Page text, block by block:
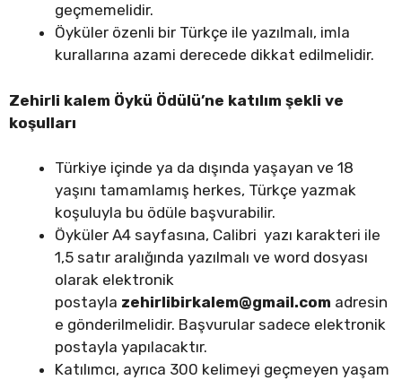
geçmemelidir.
Öyküler özenli bir Türkçe ile yazılmalı, imla
kurallarına azami derecede dikkat edilmelidir.
Zehirli kalem Öykü Ödülü’ne katılım şekli ve
koşulları
Türkiye içinde ya da dışında yaşayan ve 18
yaşını tamamlamış herkes, Türkçe yazmak
koşuluyla bu ödüle başvurabilir.
Öyküler A4 sayfasına, Calibri yazı karakteri ile
1,5 satır aralığında yazılmalı ve word dosyası
olarak elektronik
postayla zehirlibirkalem@gmail.com adresin
e gönderilmelidir. Başvurular sadece elektronik
postayla yapılacaktır.
Katılımcı, ayrıca 300 kelimeyi geçmeyen yaşam